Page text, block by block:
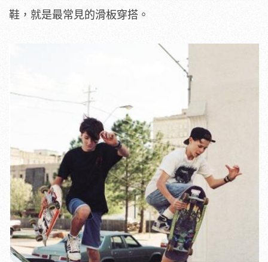
鞋，就是最常見的滑板穿搭。